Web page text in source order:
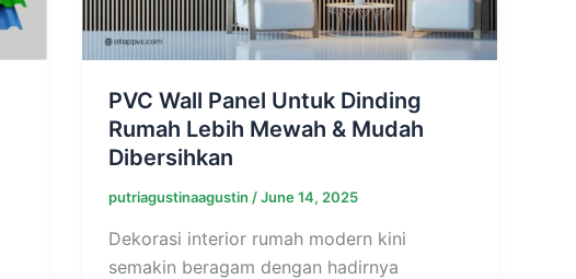
PVC Wall Panel Untuk Dinding
Rumah Lebih Mewah & Mudah
Dibersihkan
putriagustinaagustin /June 14, 2025
Dekorasi interior rumah modern kini
semakin beragam dengan hadirnya